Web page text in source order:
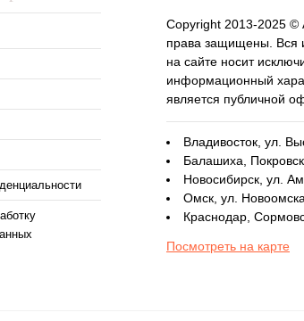
Copyright 2013-2025 ©
права защищены. Вся
на сайте носит
информационный
является публичной
Владивосток, ул.
Балашиха,
Новосибирск, ул.
Омск, ул.
Краснодар,
Посмотреть на карте